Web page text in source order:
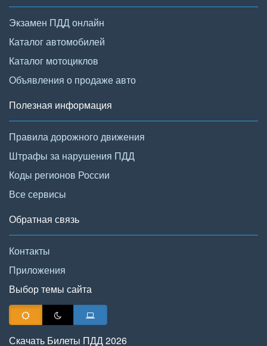
Экзамен ПДД онлайн
Каталог автомобилей
Каталог мотоциклов
Объявления о продаже авто
Полезная информация
Правила дорожного движения
Штрафы за нарушения ПДД
Коды регионов России
Все сервисы
Обратная связь
Контакты
Приложения
Выбор темы сайта
Скачать Билеты ПДД 2026